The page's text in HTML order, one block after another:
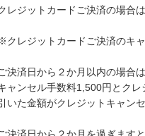
レジットカードご決済の場合
クレジットカードご決済のキ
決済日から２か月以内の場合は
ャンセル手数料1,500円とク
いた金額がクレジットキャン